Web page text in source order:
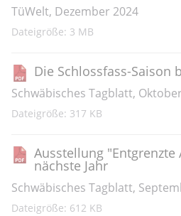
TüWelt, Dezember 2024
Dateigröße: 3 MB
Die Schlossfass-Saison
Schwäbisches Tagblatt,
Dateigröße: 317 KB
Ausstellung
nächste Jahr
Schwäbisches Tagblatt,
Dateigröße: 612 KB